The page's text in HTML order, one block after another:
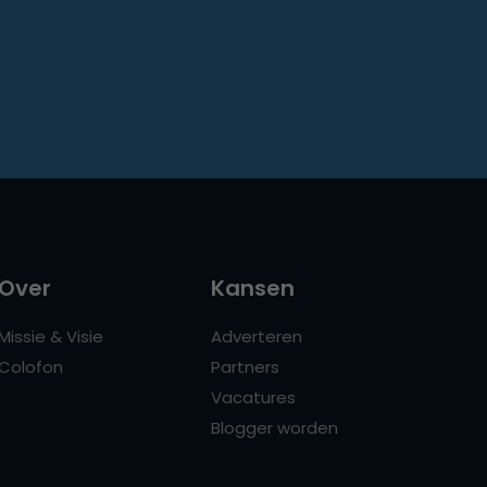
& Visie
Kansen
Adverteren
Partners
Vacatures
Blogger worden